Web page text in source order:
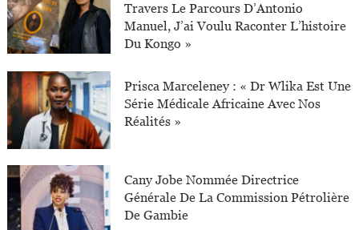
Travers Le Parcours D’Antonio
Manuel, J’ai Voulu Raconter L’histoire
Du Kongo »
Prisca Marceleney : « Dr Wlika Est Une
Série Médicale Africaine Avec Nos
Réalités »
Cany Jobe Nommée Directrice
Générale De La Commission Pétrolière
De Gambie